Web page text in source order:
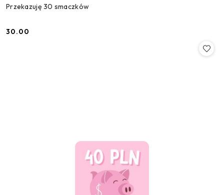
Przekazuję 30 smaczków
Cena:
30.00